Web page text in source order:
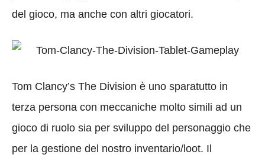
del gioco, ma anche con altri giocatori.
Tom Clancy’s The Division è uno sparatutto in
terza persona con meccaniche molto simili ad un
gioco di ruolo sia per sviluppo del personaggio che
per la gestione del nostro inventario/loot. Il